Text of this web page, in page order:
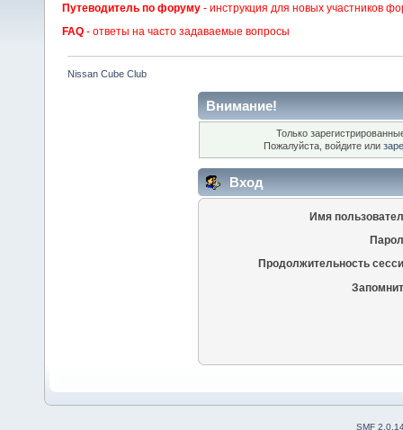
Путеводитель по форуму - инструкция для новых участников
FAQ - ответы на часто задаваемые вопросы
Nissan Cube Club
Внимание!
Только
Пожалуйста, войдите или
Вход
Имя
Продолжительность
SMF